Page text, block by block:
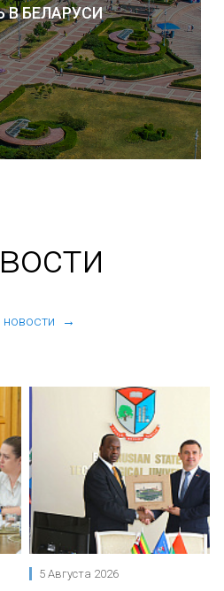
В БЕЛАРУСИ
новости →
5 Августа 2026